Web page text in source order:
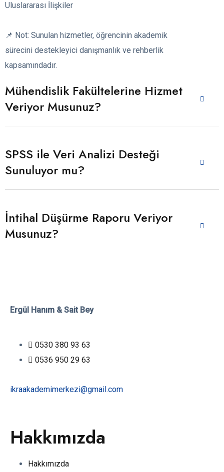
Uluslararası İlişkiler
📌 Not: Sunulan hizmetler, öğrencinin akademik
sürecini destekleyici danışmanlık ve rehberlik
kapsamındadır.
Mühendislik Fakültelerine Hizmet
Veriyor Musunuz?
SPSS ile Veri Analizi Desteği
Sunuluyor mu?
İntihal Düşürme Raporu Veriyor
Musunuz?
Ergül Hanım & Sait Bey
0530 380 93 63
0536 950 29 63
ikraakademimerkezi@gmail.com
Hakkımızda
Hakkımızda